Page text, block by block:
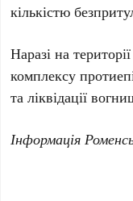
кількістю
Наразі на
комплексу
та ліквідації
Інформація